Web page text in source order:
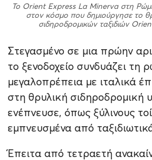
Το Orient Express La Minerva στη
στον κόσμο που δημιούργησε το
σιδηροδρομικών ταξιδιών
Στεγασμένο σε μια πρώην
το ξενοδοχείο συνδυάζει τη
μεγαλοπρέπεια με ιταλικά
στη θρυλική σιδηροδρομική
ενέπνευσε, όπως ξύλινους
εμπνευσμένα από
Έπειτα από τετραετή